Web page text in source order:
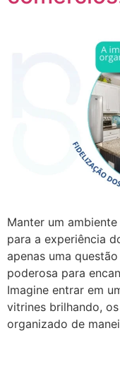
Manter um
para a experiência
apenas uma
poderosa para
Imagine entrar em
vitrines brilhando,
organizado de